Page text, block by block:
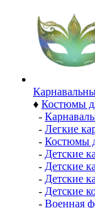
♦ Костюмы
-
- Легкие
- Костюмы
- Детские
- Детские
- Детские
- Детские
- Военная